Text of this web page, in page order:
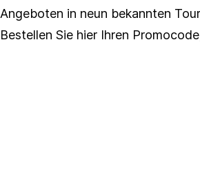
Angeboten in neun bekannten
Bestellen Sie hier Ihren